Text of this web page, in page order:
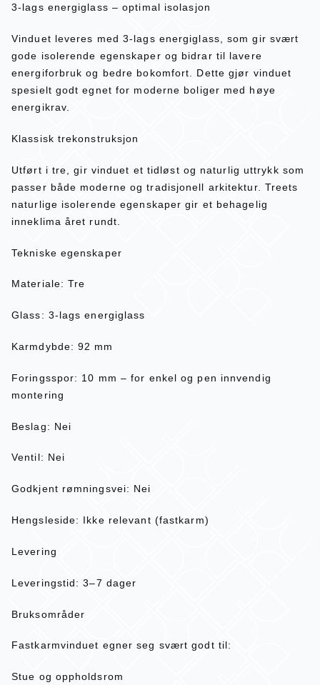
3-lags energiglass – optimal isolasjon
Vinduet leveres med 3-lags energiglass, som gir svært
gode isolerende egenskaper og bidrar til lavere
energiforbruk og bedre bokomfort. Dette gjør vinduet
spesielt godt egnet for moderne boliger med høye
energikrav.
Klassisk trekonstruksjon
Utført i tre, gir vinduet et tidløst og naturlig uttrykk som
passer både moderne og tradisjonell arkitektur. Treets
naturlige isolerende egenskaper gir et behagelig
inneklima året rundt.
Tekniske egenskaper
Materiale: Tre
Glass: 3-lags energiglass
Karmdybde: 92 mm
Foringsspor: 10 mm – for enkel og pen innvendig
montering
Beslag: Nei
Ventil: Nei
Godkjent rømningsvei: Nei
Hengsleside: Ikke relevant (fastkarm)
Levering
Leveringstid: 3–7 dager
Bruksområder
Fastkarmvinduet egner seg svært godt til:
Stue og oppholdsrom